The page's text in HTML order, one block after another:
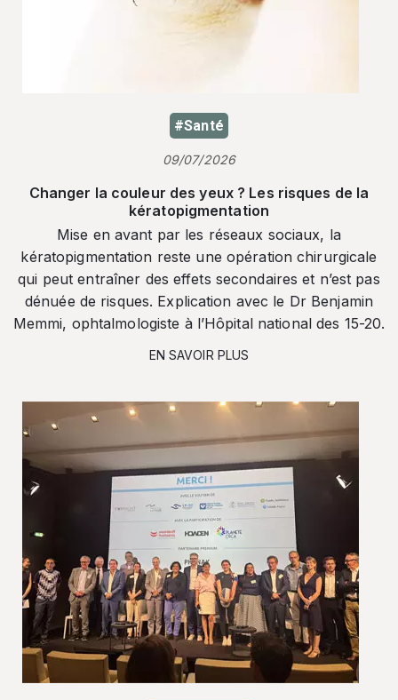
#Santé
09/07/2026
Changer la couleur des yeux ? Les risques de la
kératopigmentation
Mise en avant par les réseaux sociaux, la
kératopigmentation reste une opération chirurgicale
qui peut entraîner des effets secondaires et n’est pas
dénuée de risques. Explication avec le Dr Benjamin
Memmi, ophtalmologiste à l’Hôpital national des 15-20.
EN SAVOIR PLUS